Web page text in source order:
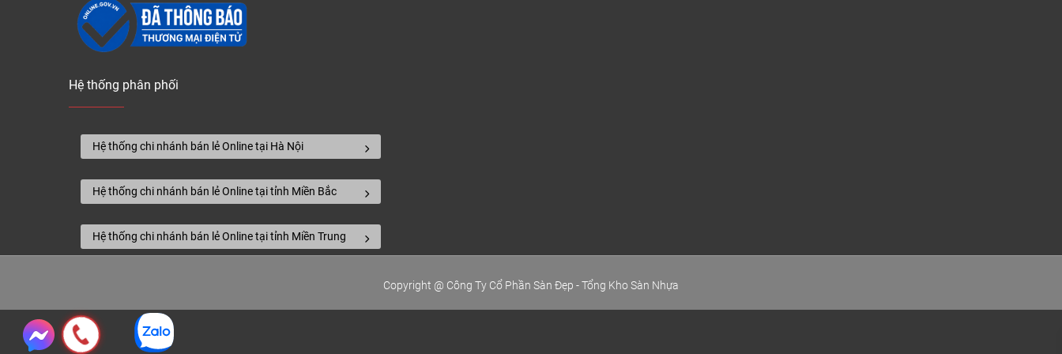
Hệ thống phân phối
Hệ thống chi nhánh bán lẻ Online tại Hà Nội
Hệ thống chi nhánh bán lẻ Online tại tỉnh Miền Bắc
Hệ thống chi nhánh bán lẻ Online tại tỉnh Miền Trung
Copyright @ Công Ty Cổ Phần Sàn Đẹp - Tổng Kho Sàn Nhựa